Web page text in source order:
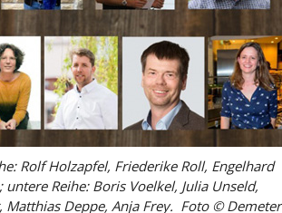
Rolf Holzapfel, Friederike Roll, Engelhard
untere Reihe: Boris Voelkel, Julia Unseld,
Matthias Deppe, Anja Frey. Foto © Demeter